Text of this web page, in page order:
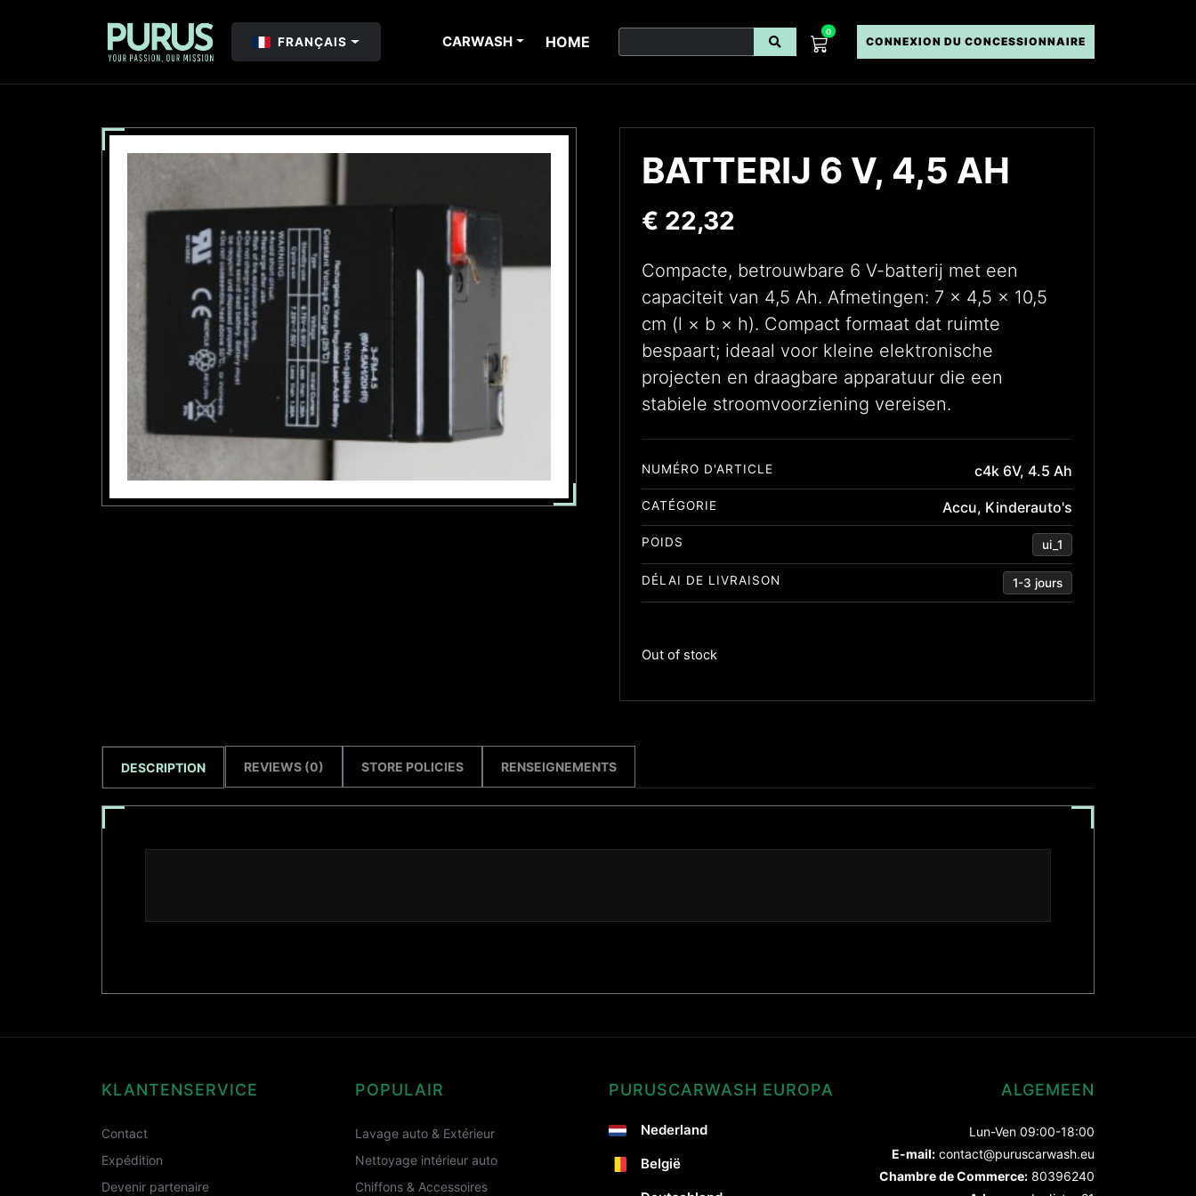
FRANÇAIS CARWASH HOME
0
CONNEXION DU CONCESSIONNAIRE
BATTERIJ 6 V, 4,5 AH
€ 22,32
Compacte, betrouwbare 6 V-batterij met een
capaciteit van 4,5 Ah. Afmetingen: 7 × 4,5 × 10,5
cm (l × b × h). Compact formaat dat ruimte
bespaart; ideaal voor kleine elektronische
projecten en draagbare apparatuur die een
stabiele stroomvoorziening vereisen.
NUMÉRO D'ARTICLE c4k 6V, 4.5 Ah
CATÉGORIE Accu, Kinderauto's
POIDS ui_1
DÉLAI DE LIVRAISON 1-3 jours
Out of stock
DESCRIPTION REVIEWS (0) STORE POLICIES RENSEIGNEMENTS
KLANTENSERVICE
Contact
Expédition
Devenir partenaire
POPULAIR
Lavage auto & Extérieur
Nettoyage intérieur auto
Chiffons & Accessoires
PURUSCARWASH EUROPA
Nederland
België
ALGEMEEN
Lun-Ven 09:00-18:00
E-mail: contact@puruscarwash.eu
Chambre de Commerce: 80396240